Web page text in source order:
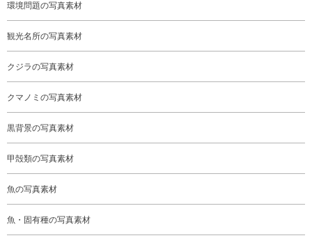
環境問題の写真素材
観光名所の写真素材
クジラの写真素材
クマノミの写真素材
黒背景の写真素材
甲殻類の写真素材
魚の写真素材
魚・固有種の写真素材